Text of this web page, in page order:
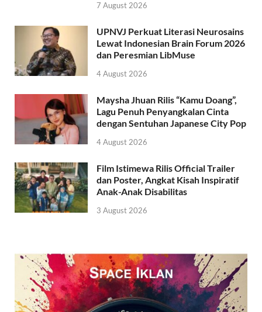
7 August 2026
UPNVJ Perkuat Literasi Neurosains
Lewat Indonesian Brain Forum 2026
dan Peresmian LibMuse
4 August 2026
Maysha Jhuan Rilis “Kamu Doang”,
Lagu Penuh Penyangkalan Cinta
dengan Sentuhan Japanese City Pop
4 August 2026
Film Istimewa Rilis Official Trailer
dan Poster, Angkat Kisah Inspiratif
Anak-Anak Disabilitas
3 August 2026